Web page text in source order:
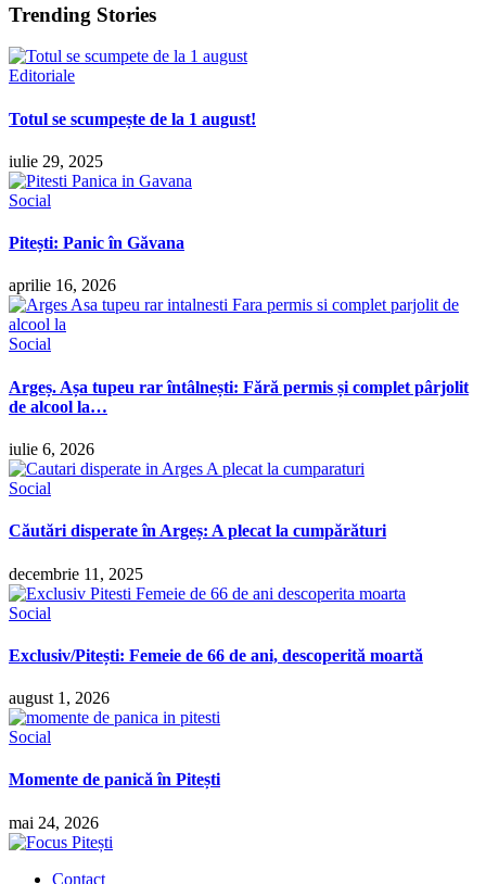
Trending Stories
Editoriale
Totul se scumpește de la 1 august!
iulie 29, 2025
Social
Pitești: Panic în Găvana
aprilie 16, 2026
Social
Argeș. Așa tupeu rar întâlnești: Fără permis și complet pârjolit
de alcool la…
iulie 6, 2026
Social
Căutări disperate în Argeș: A plecat la cumpărături
decembrie 11, 2025
Social
Exclusiv/Pitești: Femeie de 66 de ani, descoperită moartă
august 1, 2026
Social
Momente de panică în Pitești
mai 24, 2026
Contact